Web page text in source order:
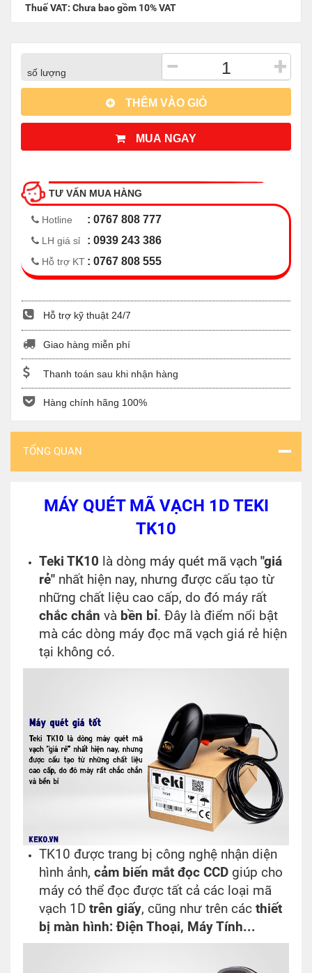
Thuế VAT: Chưa bao gồm 10% VAT
số lượng − +
THÊM VÀO GIỎ
MUA NGAY
TƯ VẤN MUA HÀNG
Hotline : 0767 808 777
LH giá sỉ : 0939 243 386
Hỗ trợ KT : 0767 808 555
Hỗ trợ kỹ thuật 24/7
Giao hàng miễn phí
Thanh toán sau khi nhận hàng
Hàng chính hãng 100%
TỔNG QUAN
MÁY QUÉT MÃ VẠCH 1D TEKI
TK10
Teki TK10 là dòng máy quét mã vạch "giá
rẻ" nhất hiện nay, nhưng được cấu tạo từ
những chất liệu cao cấp, do đó máy rất
chắc chắn và bền bỉ. Đây là điểm nổi bật
mà các dòng máy đọc mã vạch giá rẻ hiện
tại không có.
TK10 được trang bị công nghệ nhận diện
hình ảnh, cảm biến mắt đọc CCD giúp cho
máy có thể đọc được tất cả các loại mã
vạch 1D trên giấy, cũng như trên các thiết
bị màn hình: Điện Thoại, Máy Tính...